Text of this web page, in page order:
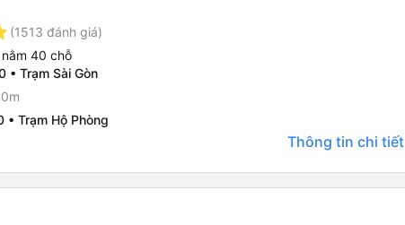
(1513 đánh giá)
40 chỗ
• Trạm Sài Gòn
• Trạm Hộ Phòng
Thông tin chi tiết